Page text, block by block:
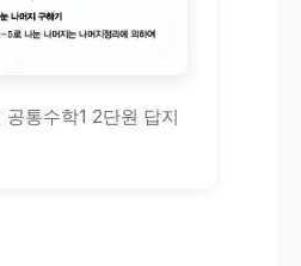
공통수학1 2단원 답지